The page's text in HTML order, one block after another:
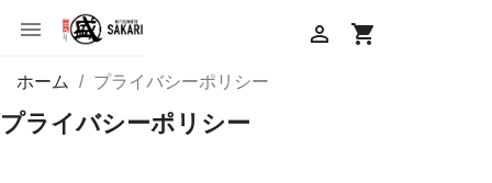
  shopping_cart
ホーム プライバシーポリシー
プライバシーポリシー